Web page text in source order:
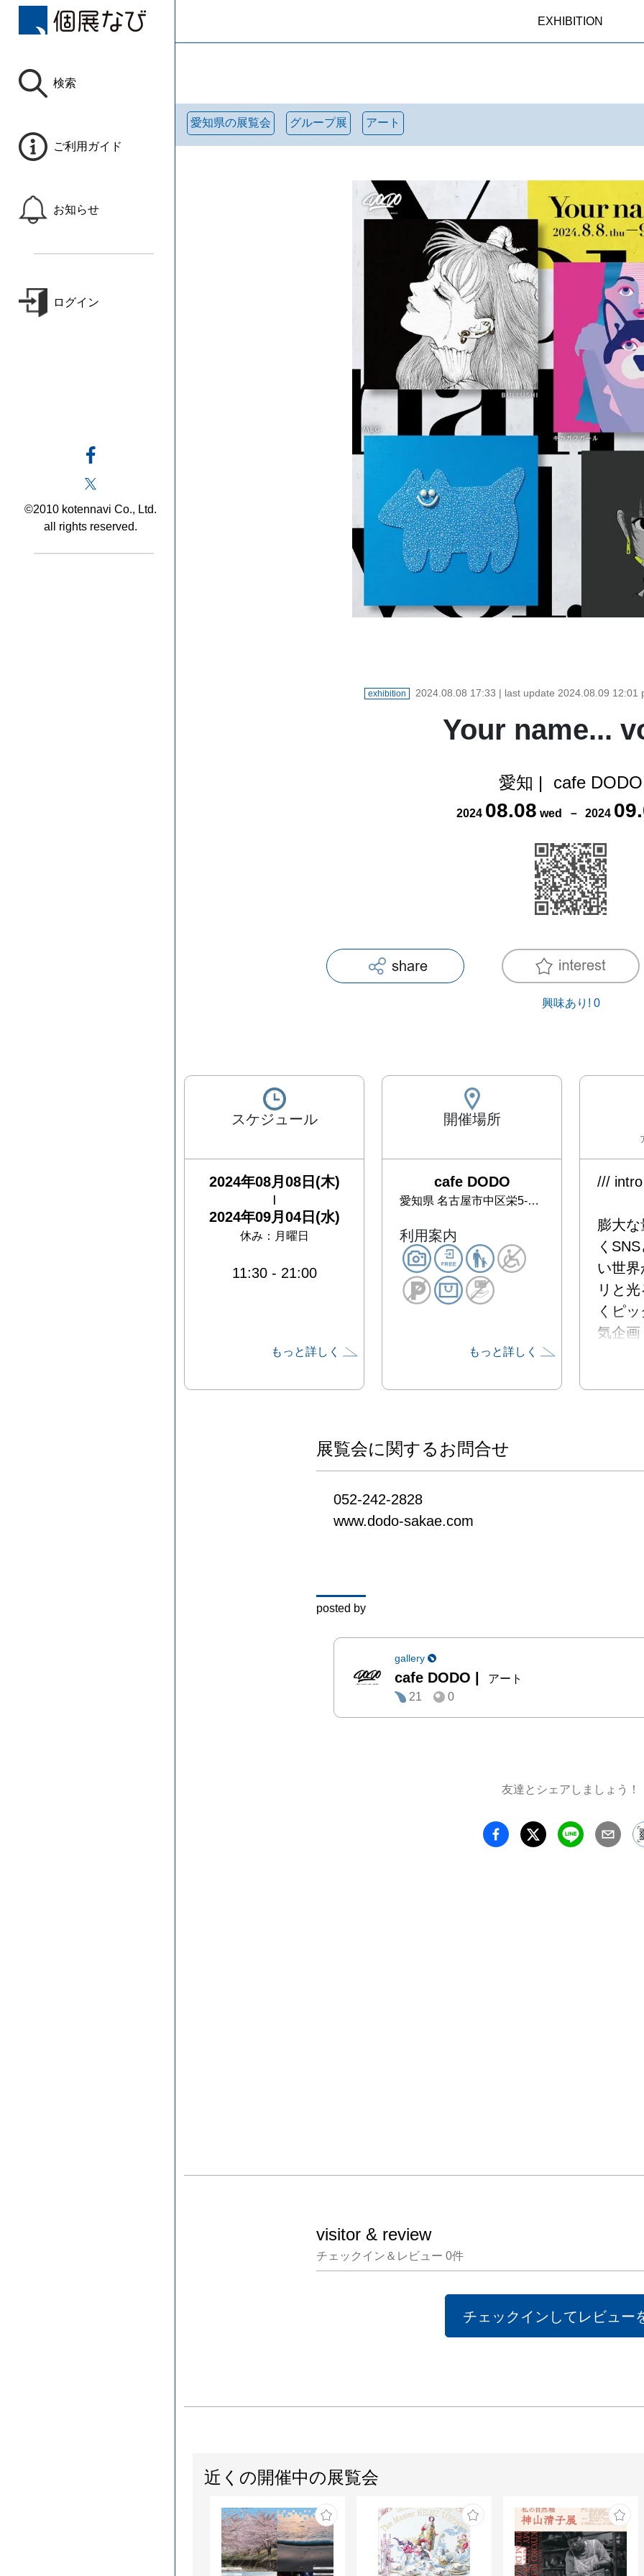
検索
ご利用ガイド
お知らせ
ログイン
©2010 kotennavi Co., Ltd.
all rights reserved.
EXHIBITION
愛知県の展覧会 グループ展 アート
exhibition 2024.08.08 17:33 | last update 2024.08.09 12:01
Your name...
愛知 | cafe DODO
2024 08.08 wed － 2024 09.
興味あり! 0
スケジュール
2024年08月08日(木)
2024年09月04日(水)
休み： 月曜日
11:30- 21:00
もっと詳しく
開催場所
cafe DODO
愛知県 名古屋市中区栄5-18-17 コーワビル3階
利用案内
もっと詳しく
///
膨大
く
い世界
リと
くピ
気企画
いるア
たこ
アーテ
今回
ィスト
高な胸
///
「シン
セント
ト」を
展覧会に関するお問合せ
052-242-2828
www.dodo-sakae.com
posted by
gallery
cafe DODO |
アート
21
0
友達とシェアしましょう！
visitor & review
チェックイン＆レビュー 0件
チェックインしてレビュー
近くの開催中の展覧会